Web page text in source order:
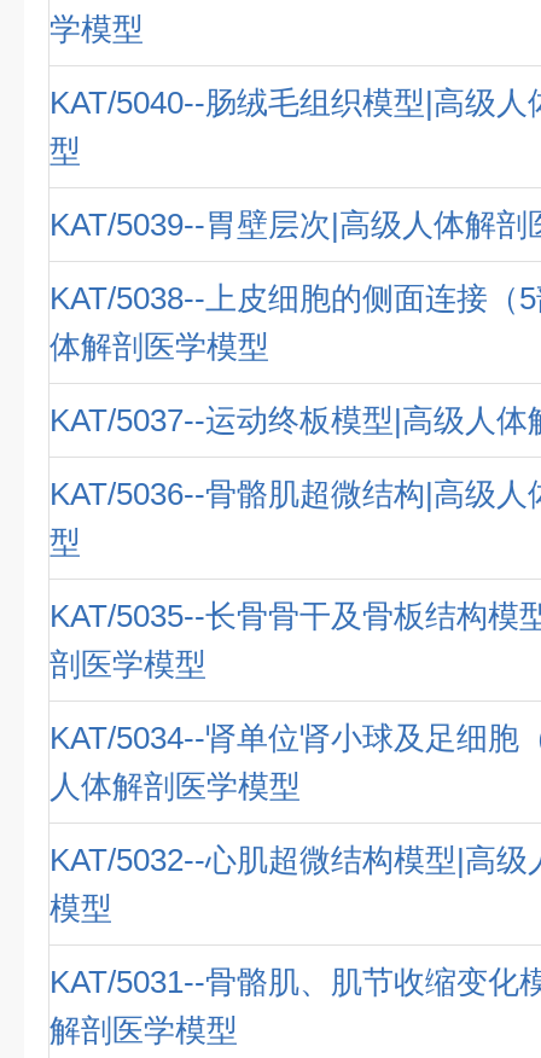
学模型
KAT/5040--肠绒毛组织模型|高级人
型
KAT/5039--胃壁层次|高级人体解剖
KAT/5038--上皮细胞的侧面连接（
体解剖医学模型
KAT/5037--运动终板模型|高级人体
KAT/5036--骨骼肌超微结构|高级人
型
KAT/5035--长骨骨干及骨板结构模
剖医学模型
KAT/5034--肾单位肾小球及足细胞
人体解剖医学模型
KAT/5032--心肌超微结构模型|高级
模型
KAT/5031--骨骼肌、肌节收缩变化
解剖医学模型